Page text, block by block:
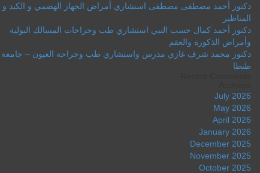
دكتور أحمد مصطفى مصطفى استشاري أمراض الجهاز الهضمي و الكبد و
المناظير
دكتور أحمد كمال حسب النبي استشاري طب وجراحات المسالك البولية
وأمراض الذكورة والعقم
دكتور محمد شرف غازي مدرس واستشاري طب وجراحة العيون – جامعة
طنطا
July 2026
May 2026
April 2026
January 2026
December 2025
November 2025
October 2025